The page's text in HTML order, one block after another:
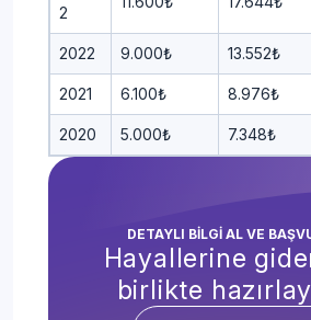
2
2022 9.000₺ 13.552₺
2021 6.100₺ 8.976₺
2020 5.000₺ 7.348₺
DETAYLI BİLGİ AL VE
Hayallerine
birlikte